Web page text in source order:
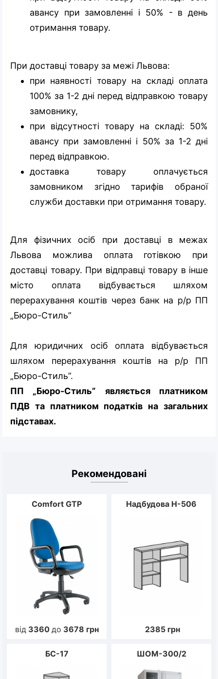
авансу при замовленні і 50% - в день
отримання товару.
При доставці товару за межі Львова:
при наявності товару на складі оплата
100% за 1-2 дні перед відправкою товару
замовнику,
при відсутності товару на складі: 50%
авансу при замовленні і 50% за 1-2 дні
перед відправкою.
доставка товару оплачується
замовником згідно тарифів обраної
служби доставки при отримання товару.
Для фізичних осіб при доставці в межах
Львова можлива оплата готівкою при
доставці товару. При відправці товару в інше
місто оплата відбувається шляхом
перерахування коштів через банк на р/р ПП
„Бюро-Стиль”
Для юридичних осіб оплата відбувається
шляхом перерахування коштів на р/р ПП
„Бюро-Стиль”.
ПП „Бюро-Стиль” являється платником
ПДВ та платником податків на загальних
підставах.
Рекомендовані
Comfort GTP
від 3360 до 3678 грн
Надбудова Н-506
2385 грн
БС-17 ШОМ-300/2